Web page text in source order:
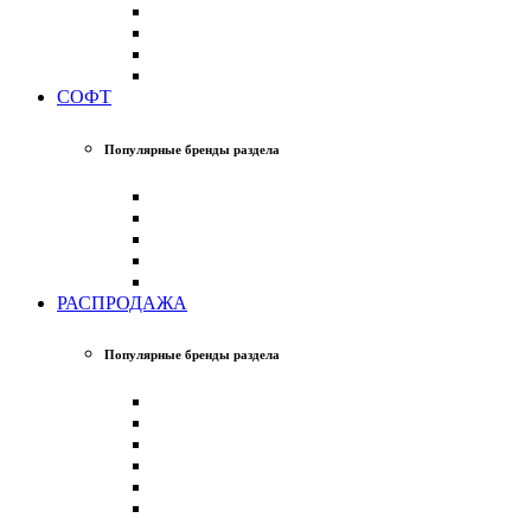
СОФТ
Популярные бренды раздела
РАСПРОДАЖА
Популярные бренды раздела